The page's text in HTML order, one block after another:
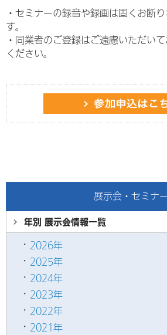
・セミナーの録音や録画は固くお断
す。
・ 同業者のご登録はご遠慮いただい
ください。
展示会・セミナ
年別 展示会情報一覧
2026年
2025年
2024年
2023年
2022年
2021年